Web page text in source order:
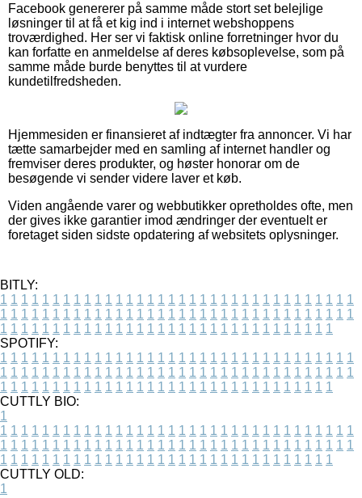
Facebook genererer på samme måde stort set belejlige
løsninger til at få et kig ind i internet webshoppens
troværdighed. Her ser vi faktisk online forretninger hvor du
kan forfatte en anmeldelse af deres købsoplevelse, som på
samme måde burde benyttes til at vurdere
kundetilfredsheden.
Hjemmesiden er finansieret af indtægter fra annoncer. Vi har
tætte samarbejder med en samling af internet handler og
fremviser deres produkter, og høster honorar om de
besøgende vi sender videre laver et køb.
Viden angående varer og webbutikker opretholdes ofte, men
der gives ikke garantier imod ændringer der eventuelt er
foretaget siden sidste opdatering af websitets oplysninger.
BITLY:
1 1 1 1 1 1 1 1 1 1 1 1 1 1 1 1 1 1 1 1 1 1 1 1 1 1 1 1 1 1 1 1 1 1
1 1 1 1 1 1 1 1 1 1 1 1 1 1 1 1 1 1 1 1 1 1 1 1 1 1 1 1 1 1 1 1 1 1
1 1 1 1 1 1 1 1 1 1 1 1 1 1 1 1 1 1 1 1 1 1 1 1 1 1 1 1 1 1 1 1
SPOTIFY:
1 1 1 1 1 1 1 1 1 1 1 1 1 1 1 1 1 1 1 1 1 1 1 1 1 1 1 1 1 1 1 1 1 1
1 1 1 1 1 1 1 1 1 1 1 1 1 1 1 1 1 1 1 1 1 1 1 1 1 1 1 1 1 1 1 1 1 1
1 1 1 1 1 1 1 1 1 1 1 1 1 1 1 1 1 1 1 1 1 1 1 1 1 1 1 1 1 1 1 1
CUTTLY BIO:
1
1 1 1 1 1 1 1 1 1 1 1 1 1 1 1 1 1 1 1 1 1 1 1 1 1 1 1 1 1 1 1 1 1 1
1 1 1 1 1 1 1 1 1 1 1 1 1 1 1 1 1 1 1 1 1 1 1 1 1 1 1 1 1 1 1 1 1 1
1 1 1 1 1 1 1 1 1 1 1 1 1 1 1 1 1 1 1 1 1 1 1 1 1 1 1 1 1 1 1 1
CUTTLY OLD:
1